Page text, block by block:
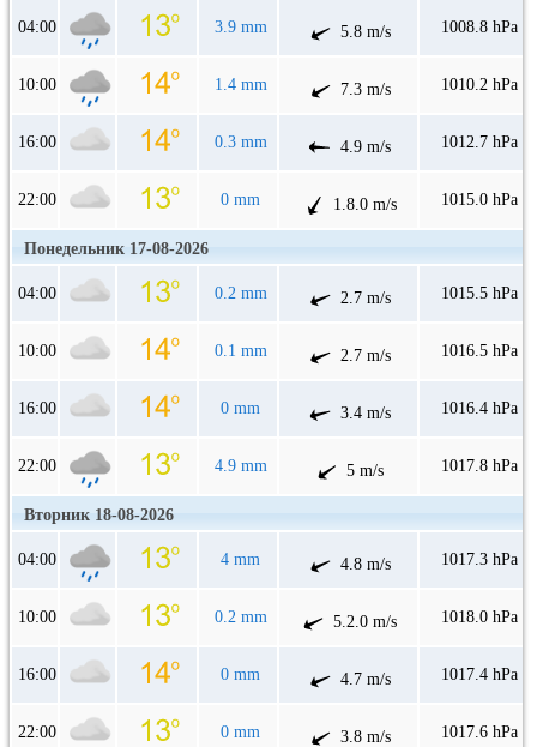
04:00 3.9 mm 5.8 m/s 1008.8 hPa
10:00 1.4 mm 7.3 m/s 1010.2 hPa
16:00 0.3 mm 4.9 m/s 1012.7 hPa
22:00 0 mm 1.8.0 m/s 1015.0 hPa
Понедельник 17-08-2026
04:00 0.2 mm 2.7 m/s 1015.5 hPa
10:00 0.1 mm 2.7 m/s 1016.5 hPa
16:00 0 mm 3.4 m/s 1016.4 hPa
22:00 4.9 mm 5 m/s 1017.8 hPa
Вторник 18-08-2026
04:00 4 mm 4.8 m/s 1017.3 hPa
10:00 0.2 mm 5.2.0 m/s 1018.0 hPa
16:00 0 mm 4.7 m/s 1017.4 hPa
22:00 0 mm 3.8 m/s 1017.6 hPa